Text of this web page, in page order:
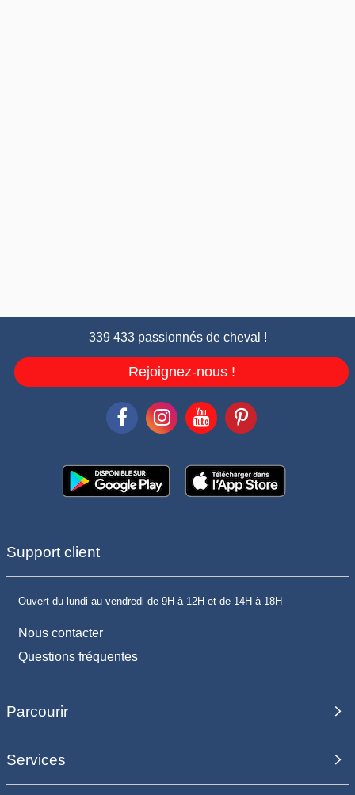
339 433 passionnés de cheval !
Rejoignez-nous !
Support client
Ouvert du lundi au vendredi de 9H à 12H et de 14H à 18H
Nous contacter
Questions fréquentes
Parcourir
Services